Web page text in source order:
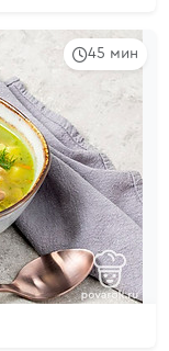
45 мин